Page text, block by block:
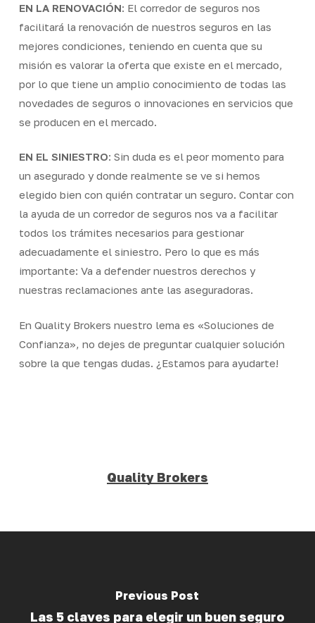
EN LA RENOVACIÓN: El corredor de seguros nos
facilitará la renovación de nuestros seguros en las
mejores condiciones, teniendo en cuenta que su
misión es valorar la oferta que existe en el mercado,
por lo que tiene un amplio conocimiento de todas las
novedades de seguros o innovaciones en servicios que
se producen en el mercado.
EN EL SINIESTRO: Sin duda es el peor momento para
un asegurado y donde realmente se ve si hemos
elegido bien con quién contratar un seguro. Contar con
la ayuda de un corredor de seguros nos va a facilitar
todos los trámites necesarios para gestionar
adecuadamente el siniestro. Pero lo que es más
importante: Va a defender nuestros derechos y
nuestras reclamaciones ante las aseguradoras.
En Quality Brokers nuestro lema es «Soluciones de
Confianza», no dejes de preguntar cualquier solución
sobre la que tengas dudas. ¿Estamos para ayudarte!
Quality Brokers
Previous Post
Las 5 claves para elegir un buen seguro